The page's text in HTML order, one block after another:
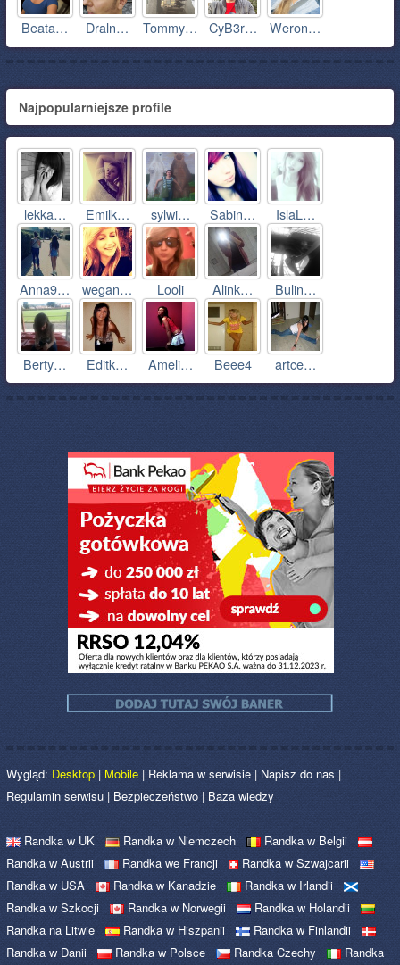
Beata… Draln… Tommy… CyB3r… Weron…
Najpopularniejsze profile
lekka… Emilk… sylwi… Sabin… IslaL…
Anna9… wegan… Looli Alink… Bulin…
Berty… Editk… Ameli… Beee4 artce…
Wygląd: Desktop | Mobile | Reklama w serwisie | Napisz do nas |
Regulamin serwisu | Bezpieczeństwo | Baza wiedzy
Randka w UK Randka w Niemczech
Randka w Belgii
Randka w Austrii
Randka we Francji
Randka w Szwajcarii
Randka w USA
Randka w Kanadzie
Randka w Irlandii
Randka w Szkocji
Randka w Norwegii
Randka w Holandii
Randka na Litwie
Randka w Hiszpanii
Randka w Finlandii
Randka w Danii
Randka w Polsce Randka Czechy
Randka